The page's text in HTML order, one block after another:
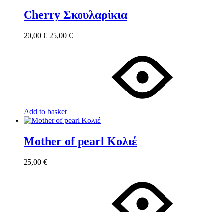
Cherry Σκουλαρίκια
20,00 € 25,00€
Add to basket
Mother of pearl Κολιέ
25,00 €